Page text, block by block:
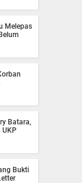
Melepas
Batara,
UKP
Bukti